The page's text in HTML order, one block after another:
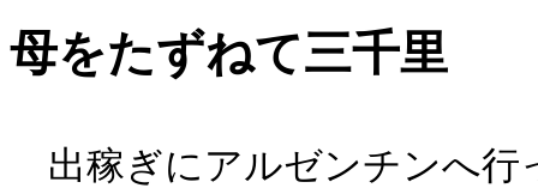
母をたずねて三千里
出稼ぎにアルゼンチンへ行